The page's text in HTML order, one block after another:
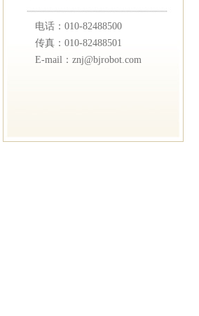
电话：010-82488500
传真：010-82488501
E-mail：znj@bjrobot.com